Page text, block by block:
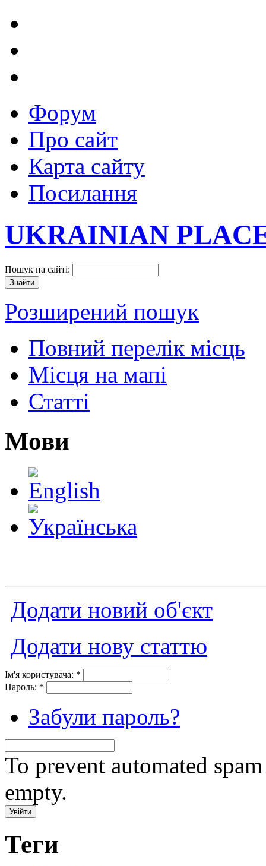
Форум
Про сайт
Карта сайту
Посилання
UKRAINIAN
Пошук на сайті:
Розширений пошук
Повний перелік місць
Місця на мапі
Статті
Мови
Додати новий об'єкт
Додати нову статтю
Ім'я користувача: *
Пароль: *
Забули пароль?
To prevent automated
empty.
Теги